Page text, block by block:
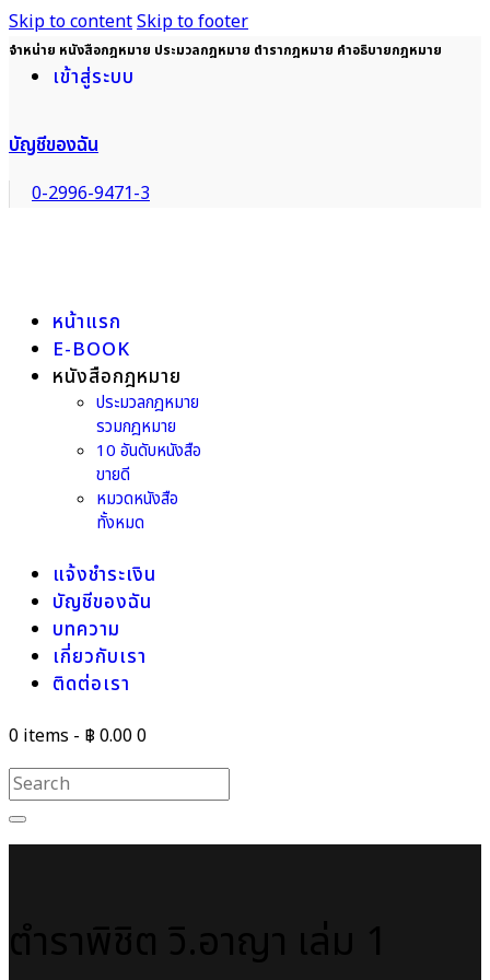
Skip to contentSkip to footer
จำหน่าย หนังสือกฎหมาย ประมวลกฎหมาย ตำรากฎหมาย คำอธิบายกฎหมาย
เข้าสู่ระบบ
บัญชีของฉัน
0-2996-9471-3
หน้าแรก
E-BOOK
หนังสือกฎหมาย
ประมวลกฎหมาย
รวมกฎหมาย
10 อันดับหนังสือ
ขายดี
หมวดหนังสือ
ทั้งหมด
แจ้งชำระเงิน
บัญชีของฉัน
บทความ
เกี่ยวกับเรา
ติดต่อเรา
0 items - ฿ 0.000